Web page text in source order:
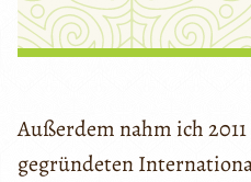
Außerdem nahm ich
gegründeten